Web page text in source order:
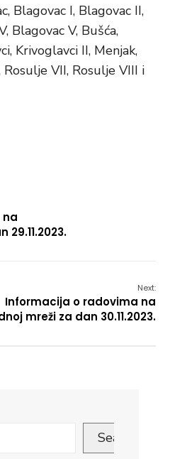
Blagovac I, Blagovac II,
Blagovac V, Bušća,
Krivoglavci II, Menjak,
VII, Rosulje VIII i
Next:
Informacija o radovima na
mreži za dan 30.11.2023.
Search